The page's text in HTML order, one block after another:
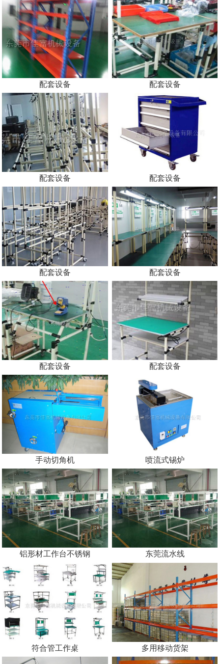
配套设备 配套设备
配套设备 配套设备
配套设备 配套设备
配套设备 配套设备
手动切角机 喷流式锡炉
铝形材工作台不锈钢 东莞流水线
符合管工作桌 多用移动货架